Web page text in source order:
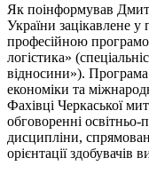
Як поінформував
України зацікавлене у
професійною
логістика»
відносини»).
економіки та
Фахівці Черкаської
обговоренні
дисципліни,
орієнтації здобувачів